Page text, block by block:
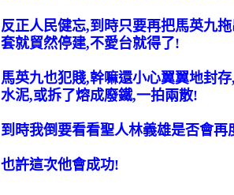
反正人民健忘,到時只要再把馬英九
套就貿然停建,不愛台就得了!
馬英九也犯賤,幹嘛還小心翼翼地封
水泥,或拆了熔成廢鐵,一拍兩散!
到時我倒要看看聖人林義雄是否會再
也許這次他會成功!